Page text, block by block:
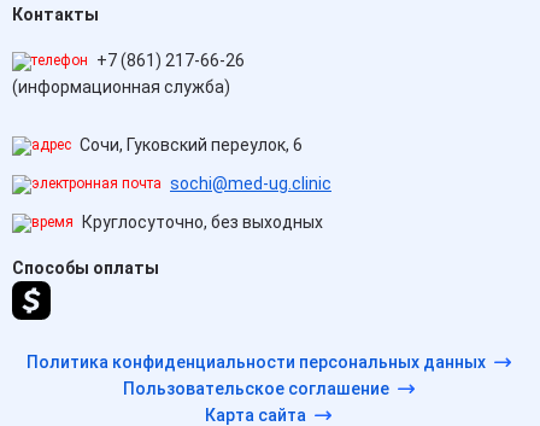
Контакты
+7 (861) 217-66-26
(информационная служба)
Сочи, Гуковский переулок, 6
sochi@med-ug.clinic
Круглосуточно, без выходных
Способы оплаты
Политика конфиденциальности персональных данных
Пользовательское соглашение
Карта сайта